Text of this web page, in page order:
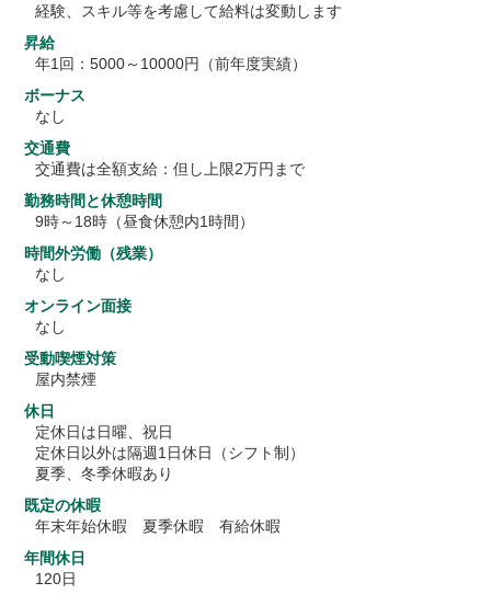
経験、スキル等を考慮して給料は変動します
昇給
年1回：5000～10000円（前年度実績）
ボーナス
なし
交通費
交通費は全額支給：但し上限2万円まで
勤務時間と休憩時間
9時～18時（昼食休憩内1時間）
時間外労働（残業）
なし
オンライン面接
なし
受動喫煙対策
屋内禁煙
休日
定休日は日曜、祝日
定休日以外は隔週1日休日（シフト制）
夏季、冬季休暇あり
既定の休暇
年末年始休暇 夏季休暇 有給休暇
年間休日
120日